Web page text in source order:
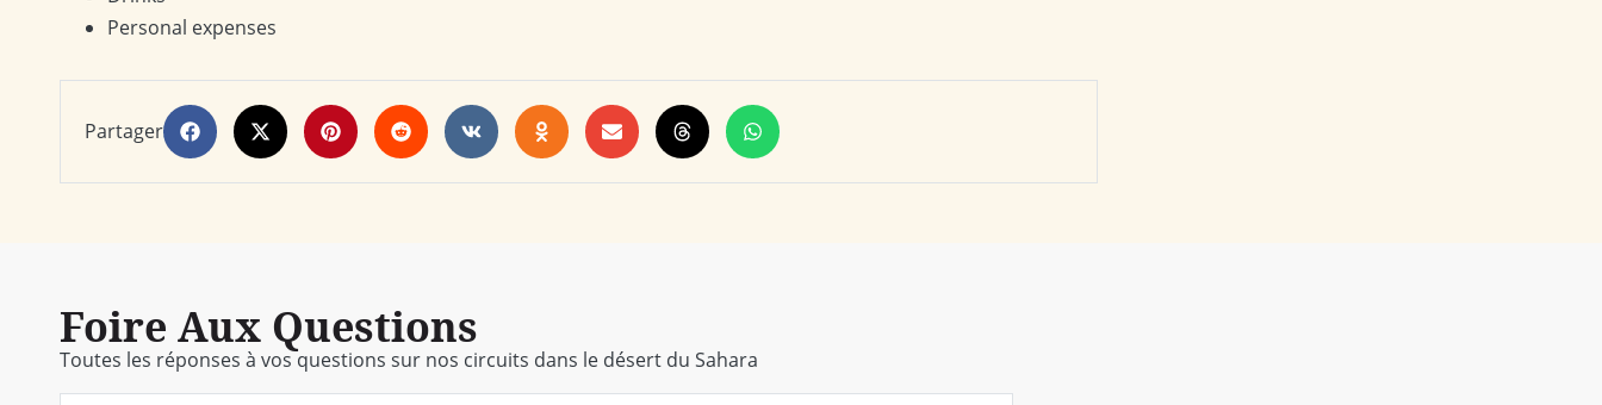
Personal expenses
Partager
Foire Aux Questions
Toutes les réponses à vos questions sur nos circuits dans le désert du Sahara